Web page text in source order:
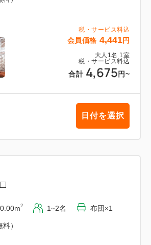
税・サービス料込
会員価格 4,441円
大人 1 名 1 室
税・サービス料込
合計 4,675 円~
日付を選択
2 1~2名 布団×1
）